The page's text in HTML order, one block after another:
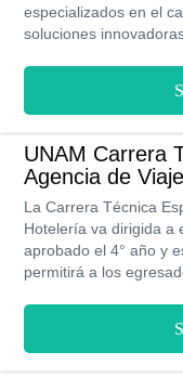
especializados en el
soluciones
invertir un tiempo de
presencial, así como
trabajo especial de
UNAM Carrera
Agencia de
La Carrera Técnica
Hotelería va dirigida a
aprobado el 4° año y
permitirá a los
presencial pues
a clases. Solo tardas